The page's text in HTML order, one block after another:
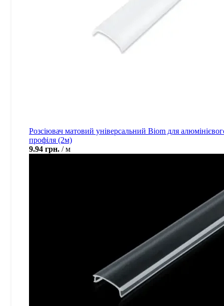
Розсіювач матовий універсальний Biom для
профіля (2м)
9.94 грн. м